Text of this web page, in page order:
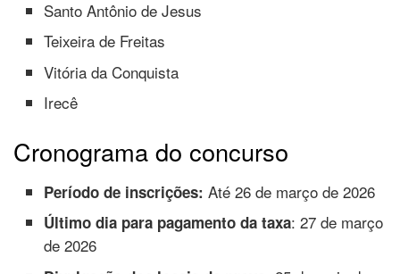
Santo Antônio de Jesus
Teixeira de Freitas
Vitória da Conquista
Irecê
Cronograma do concurso
Período de inscrições: Até 26 de março de 2026
Último dia para pagamento da taxa: 27 de março
de 2026